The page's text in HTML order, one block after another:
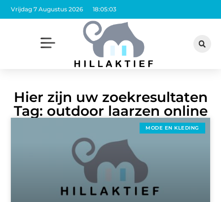
Vrijdag 7 Augustus 2026 18:05:04
Hier zijn uw zoekresultaten
Tag: outdoor laarzen online
MODE EN KLEDING